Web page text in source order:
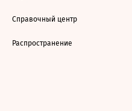
Справочный центр
Распространение